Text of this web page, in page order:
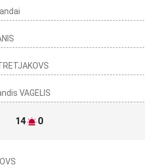
VAGELIS
14 0